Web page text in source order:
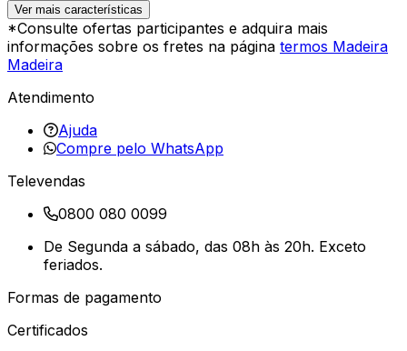
Ver mais características
*Consulte ofertas participantes e adquira mais
informações sobre os fretes na página termos Madeira
Madeira
Atendimento
Ajuda
Compre pelo WhatsApp
Televendas
0800 080 0099
De Segunda a sábado, das 08h às 20h. Exceto
feriados.
Formas de pagamento
Certificados